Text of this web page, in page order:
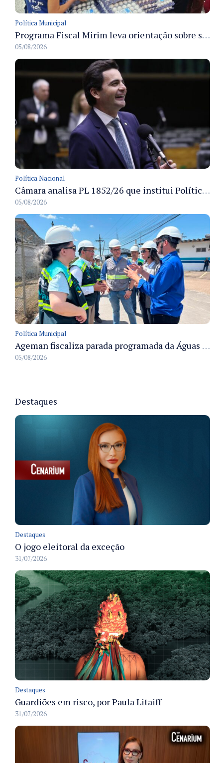
Política Municipal
Programa Fiscal Mirim leva orientação sobre segurança alimentar a alunos da rede municipal de Manaus
05/08/2026
Política Nacional
Câmara analisa PL 1852/26 que institui Política Nacional de Gestão de Desempenho e Eficiência para servidores públicos
05/08/2026
Política Municipal
Ageman fiscaliza parada programada da Águas de Manaus e acompanha restabelecimento gradual do abastecimento em Manaus
05/08/2026
Destaques
Destaques
O jogo eleitoral da exceção
31/07/2026
Destaques
Guardiões em risco, por Paula Litaiff
31/07/2026